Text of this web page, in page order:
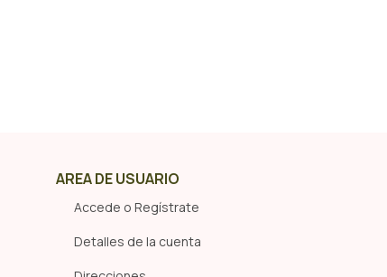
AREA DE USUARIO
Accede o Regístrate
Detalles de la cuenta